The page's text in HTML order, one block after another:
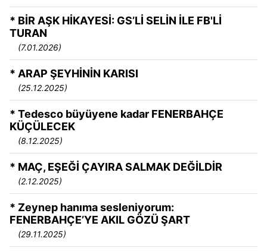
* BİR AŞK HİKAYESİ: GS’Lİ SELİN İLE FB'Lİ
TURAN
(7.01.2026)
* ARAP ŞEYHİNİN KARISI
(25.12.2025)
* Tedesco büyüyene kadar FENERBAHÇE
KÜÇÜLECEK
(8.12.2025)
* MAÇ, EŞEĞİ ÇAYIRA SALMAK DEĞİLDİR
(2.12.2025)
* Zeynep hanıma sesleniyorum:
FENERBAHÇE’YE AKIL GÖZÜ ŞART
(29.11.2025)